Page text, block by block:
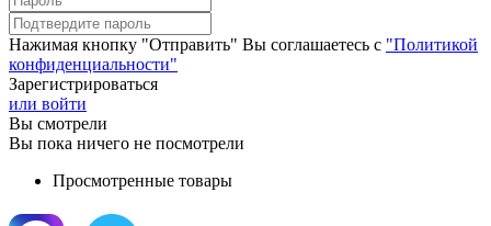
Нажимая кнопку "Отправить" Вы соглашаетесь с "Политикой
конфиденциальности"
Зарегистрироваться
или войти
Вы смотрели
Вы пока ничего не посмотрели
Просмотренные товары